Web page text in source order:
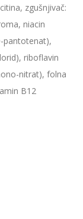
zgušnjivač:
niacin
pantotenat),
riboflavin
nitrat), folna
B12